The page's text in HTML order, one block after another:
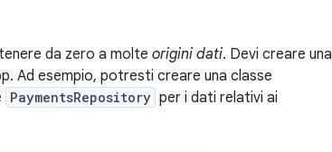
da zero a molte origini dati. Devi creare una
Ad esempio, potresti creare una classe
PaymentsRepository per i dati relativi ai